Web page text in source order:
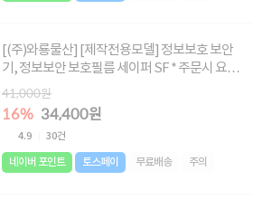
[(주)와룡물산] [제작전용모델] 정보보호 보안
기, 정보보안 보호필름 세이퍼 SF * 주문시 요청
글에 사이즈 메모 必 * [사이즈 : 338X215 ~
480X285]
41,000원
16% 34,400원
4.9 30건
네이버 포인트 토스페이 무료배송 주의